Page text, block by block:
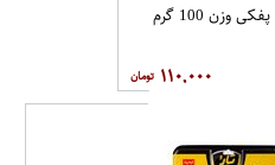
100 گرم
۱۱۰,۰۰۰